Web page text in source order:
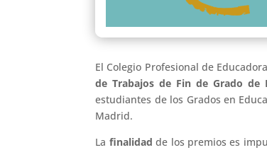
El Colegio Profesional de
de Trabajos de Fin de Grado de
estudiantes de los Grados en
Madrid.
La finalidad de los premios es